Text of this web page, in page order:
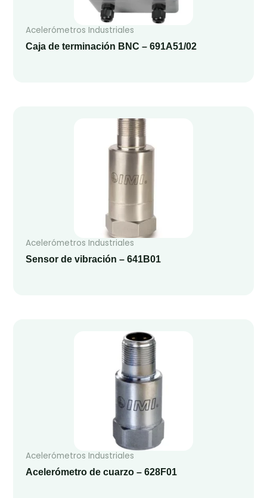
Acelerómetros Industriales
Caja de terminación BNC – 691A51/02
Acelerómetros Industriales
Sensor de vibración – 641B01
Acelerómetros Industriales
Acelerómetro de cuarzo – 628F01